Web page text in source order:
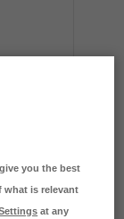
you the best
what is relevant
at any